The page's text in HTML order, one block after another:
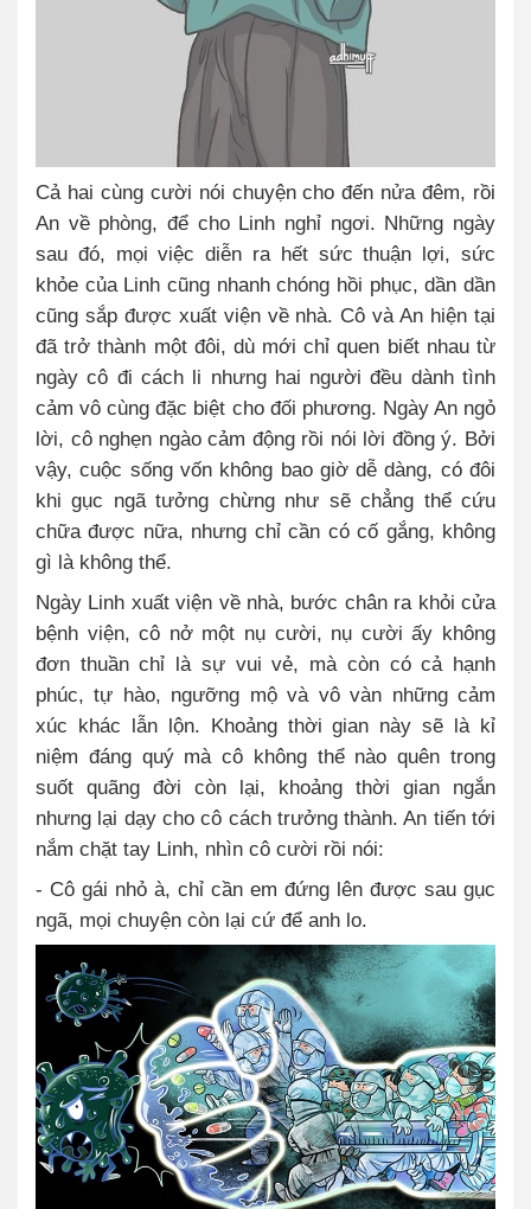
Cả hai cùng cười nói chuyện cho đến nửa đêm, rồi
An về phòng, để cho Linh nghỉ ngơi. Những ngày
sau đó, mọi việc diễn ra hết sức thuận lợi, sức
khỏe của Linh cũng nhanh chóng hồi phục, dần dần
cũng sắp được xuất viện về nhà. Cô và An hiện tại
đã trở thành một đôi, dù mới chỉ quen biết nhau từ
ngày cô đi cách li nhưng hai người đều dành tình
cảm vô cùng đặc biệt cho đối phương. Ngày An ngỏ
lời, cô nghẹn ngào cảm động rồi nói lời đồng ý. Bởi
vậy, cuộc sống vốn không bao giờ dễ dàng, có đôi
khi gục ngã tưởng chừng như sẽ chẳng thể cứu
chữa được nữa, nhưng chỉ cần có cố gắng, không
gì là không thể.
Ngày Linh xuất viện về nhà, bước chân ra khỏi cửa
bệnh viện, cô nở một nụ cười, nụ cười ấy không
đơn thuần chỉ là sự vui vẻ, mà còn có cả hạnh
phúc, tự hào, ngưỡng mộ và vô vàn những cảm
xúc khác lẫn lộn. Khoảng thời gian này sẽ là kỉ
niệm đáng quý mà cô không thể nào quên trong
suốt quãng đời còn lại, khoảng thời gian ngắn
nhưng lại dạy cho cô cách trưởng thành. An tiến tới
nắm chặt tay Linh, nhìn cô cười rồi nói:
- Cô gái nhỏ à, chỉ cần em đứng lên được sau gục
ngã, mọi chuyện còn lại cứ để anh lo.